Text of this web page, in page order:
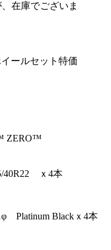
在庫でございま
ールセット特価
40R22 ｘ4本
Platinum Blackｘ4本